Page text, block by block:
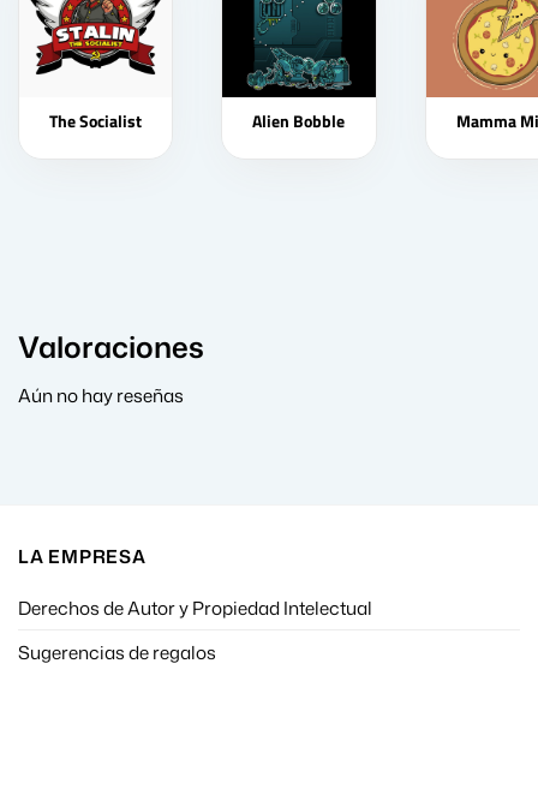
The Socialist Alien Bobble Mamma
Valoraciones
Aún no hay reseñas
LA EMPRESA
Derechos de Autor y Propiedad Intelectual
Sugerencias de regalos